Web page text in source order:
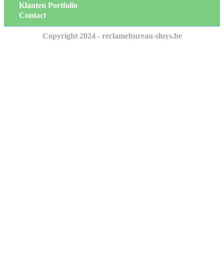
Klanten Portfolio
Contact
Copyright 2024 - reclamebureau-sluys.be